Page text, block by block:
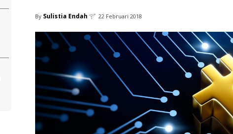
By Sulistia Endah 22 Februari 2018